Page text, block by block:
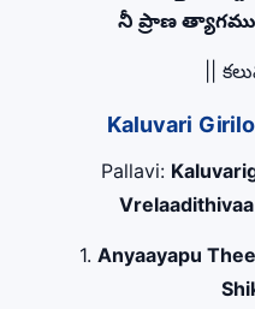
నీ ప్రాణ
||
Kaluvari
Pallavi:
1. Anyaayapu